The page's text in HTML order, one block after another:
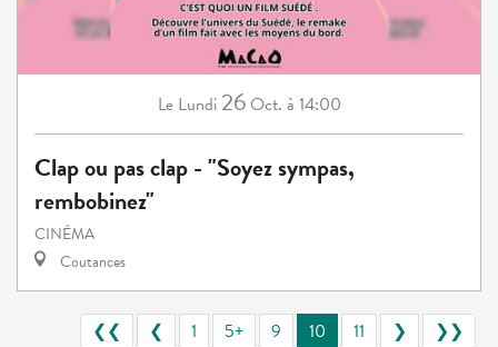
Le Lundi 26 Oct. à 14:00
Clap ou pas clap - "Soyez sympas,
rembobinez"
CINÉMA
Coutances
❮❮ ❮ 1 5+ 9 10 11 ❯ ❯❯